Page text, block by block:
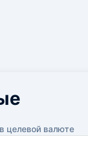
целевой валюте